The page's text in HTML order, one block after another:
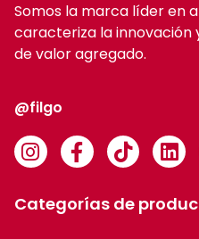
Somos la marca líder en
caracteriza la
de valor agregado.
@filgo
Categorías de